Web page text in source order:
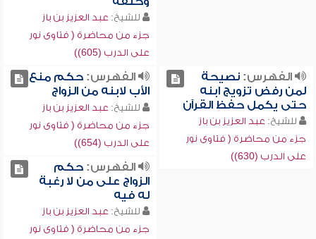
للشيخ: عبد العزيز بن باز
جزء من محاضرة ( فتاوى نور
على الدرب (605))
الفهرس:نصيحة
لمن رفض تزويج ابنه
حتى يكمل حفظ القرآن
للشيخ: عبد العزيز بن باز
جزء من محاضرة ( فتاوى نور
على الدرب (630))
الفهرس:حكم منع
الأب لابنه من الزواج
للشيخ: عبد العزيز بن باز
جزء من محاضرة ( فتاوى نور
على الدرب (654))
الفهرس:حكم
الزواج على من لا رغبة
له فيه
للشيخ: عبد العزيز بن باز
جزء من محاضرة ( فتاوى نور